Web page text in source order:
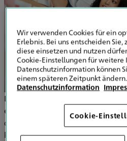
Eine gute
einem offenen Gespräch. Ich
die individuellen Wünsche,
kennenzulernen. Denn nur
Wir verwenden Cookies für ein
Erlebnis. Bei uns entscheiden
diese einsetzen und nutzen
Cookie-Einstellungen für weitere
Datenschutzinformation können
einem späteren Zeitpunkt ändern.
Datenschutzinformation
Cookie-